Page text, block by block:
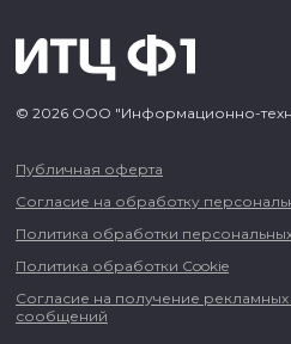
© 2026 ООО "Информационно-
Публичная оферта
Согласие на обработку
Политика обработки
Политика обработки Cookie
Согласие на получение
сообщений